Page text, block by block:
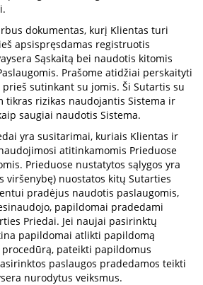
dokumentas, kurį Klientas turi
apsispręsdamas registruotis
Sąskaitą bei naudotis kitomis
Prašome atidžiai perskaityti
prieš sutinkant su jomis. Ši Sutartis su
tikras rizikas naudojantis Sistema ir
saugiai naudotis Sistema.
yra susitarimai, kuriais Klientas ir
atitinkamomis Prieduose
Prieduose nustatytos sąlygos yra
viršenybę) nuostatos kitų Sutarties
pradėjus naudotis paslaugomis,
papildomai pradedami
Priedai. Jei naujai pasirinktų
papildomai atlikti papildomą
pateikti papildomus
paslaugos pradedamos teikti
nurodytus veiksmus.